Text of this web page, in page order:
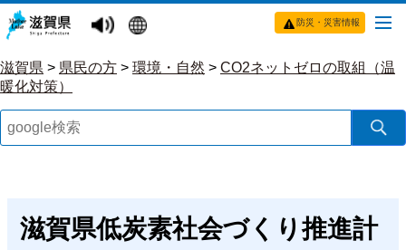
防災・災害情報
滋賀県 > 県民の方 > 環境・自然 > CO2ネットゼロの取組（温
暖化対策）
滋賀県低炭素社会づくり推進計